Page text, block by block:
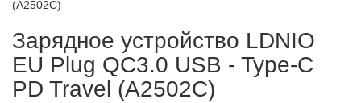
(A2502C)
Зарядное устройство LDNIO
EU Plug QC3.0 USB - Type-C
PD Travel (A2502C)